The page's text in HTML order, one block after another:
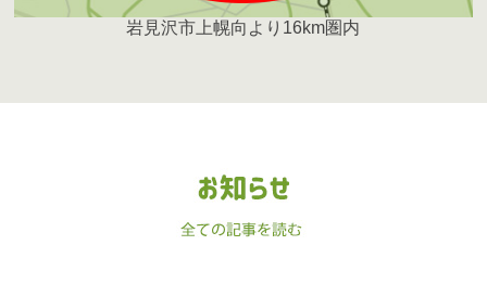
岩見沢市上幌向より16km圏内